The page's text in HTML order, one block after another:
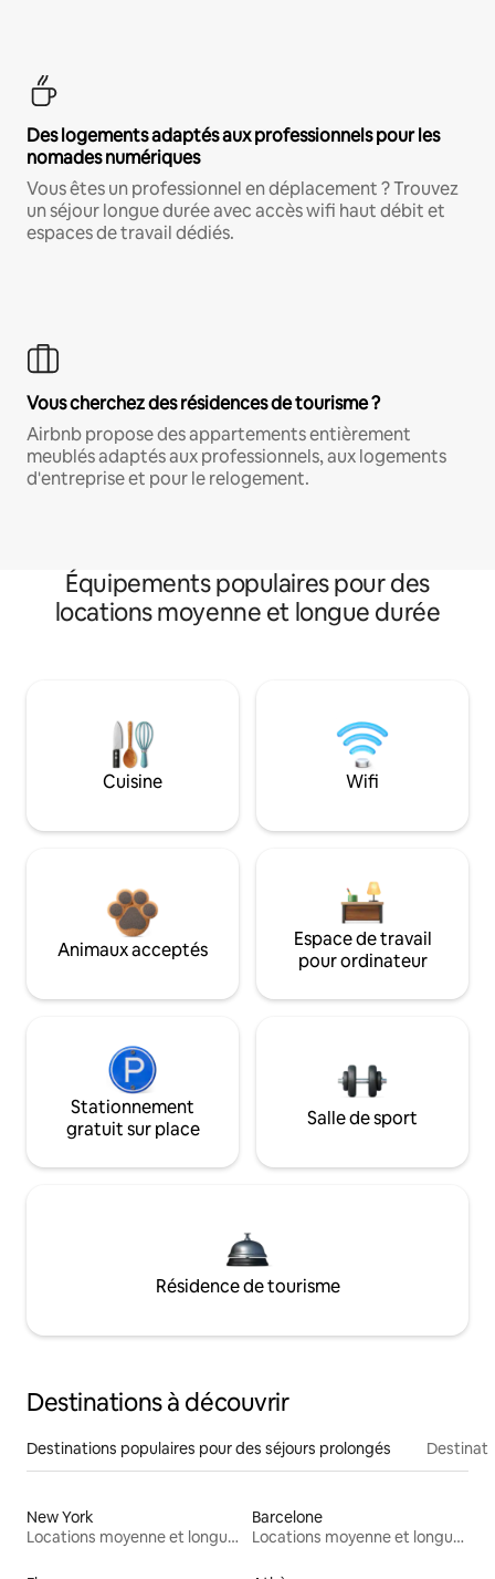
Des logements adaptés aux professionnels pour les
nomades numériques
Vous êtes un professionnel en déplacement ? Trouvez
un séjour longue durée avec accès wifi haut débit et
espaces de travail dédiés.
Vous cherchez des résidences de tourisme ?
Airbnb propose des appartements entièrement
meublés adaptés aux professionnels, aux logements
d'entreprise et pour le relogement.
Équipements populaires pour des
locations moyenne et longue durée
Cuisine Wifi
Animaux acceptés
Espace de travail
pour ordinateur
Stationnement
gratuit sur place
Salle de sport
Résidence de tourisme
Destinations à découvrir
Destinations populaires pour des séjours prolongés
New York
Locations moyenne et longue durée
Barcelone
Locations moyenne et longue durée